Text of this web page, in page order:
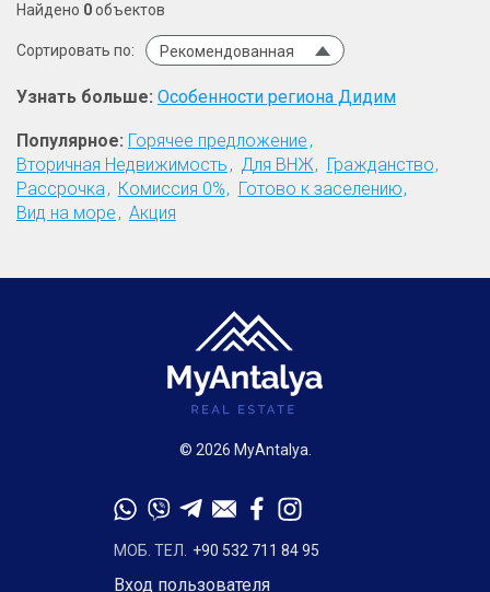
Найдено 0объектов
Сортировать по: Рекомендованная
Узнать больше: Особенности региона Дидим
Популярное: Горячее предложение
Вторичная Недвижимость
Для ВНЖ
Гражданство
Рассрочка
Комиссия 0%
Готово к заселению
Вид на море
Акция
© 2026 MyAntalya.
МОБ. ТЕЛ. +90 532 711 84 95
Вход пользователя